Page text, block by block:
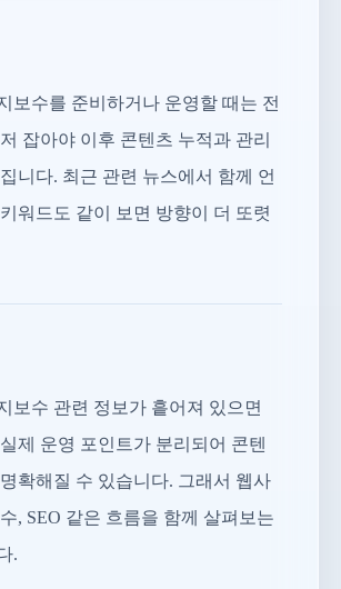
보수를 준비하거나 운영할 때는 전
잡아야 이후 콘텐츠 누적과 관리
니다. 최근 관련 뉴스에서 함께 언
워드도 같이 보면 방향이 더 또렷
보수 관련 정보가 흩어져 있으면
제 운영 포인트가 분리되어 콘텐
확해질 수 있습니다. 그래서 웹사
, SEO 같은 흐름을 함께 살펴보는
.